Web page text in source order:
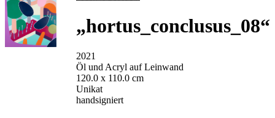
„hortus_conclusus_08“
2021
Öl und Acryl auf Leinwand
120.0 x 110.0 cm
Unikat
handsigniert